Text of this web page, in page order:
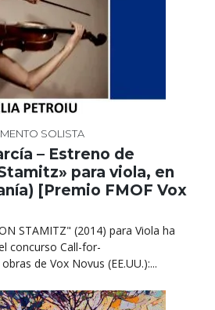
SOLISTA
– Estreno de
para viola, en
[Premio FMOF Vox
STAMITZ" (2014) para Viola ha
concurso Call-for-
de Vox Novus (EE.UU.):...